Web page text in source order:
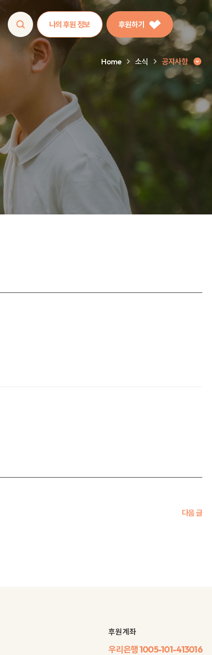
나의 후원 정보 후원하기
Home 소식 공지사항
다음 글
후원 계좌
우리은행1005-101-413016